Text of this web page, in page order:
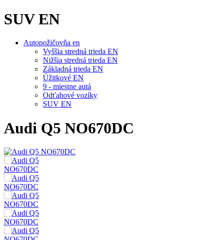
SUV EN
Autopožičovňa en
Vyššia stredná trieda EN
Nižšia stredná trieda EN
Základná trieda EN
Úžitkové EN
9 - miestne autá
Odťahové vozíky
SUV EN
Audi Q5 NO670DC